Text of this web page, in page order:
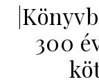
300